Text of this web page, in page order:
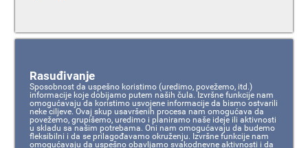
Rasuđivanje
Sposobnost da uspešno koristimo (uredimo, povežemo, itd.)
informacije koje dobijamo putem naših čula. Izvršne funkcije nam
omogućavaju da koristimo usvojene informacije da bismo ostvarili
neke ciljeve. Ovaj skup usavršenih procesa nam omogućava da
povežemo, grupišemo, uredimo i planiramo naše ideje ili aktivnosti
u skladu sa našim potrebama. Oni nam omogućavaju da budemo
fleksibilni i da se prilagođavamo okruženju. Izvršne funkcije nam
omogućavaju da uspešno obavljamo svakodnevne aktivnosti i da